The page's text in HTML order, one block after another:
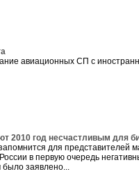
авиационных СП с
2010 год несчастливым для
для представителей
в первую очередь
заявлено...